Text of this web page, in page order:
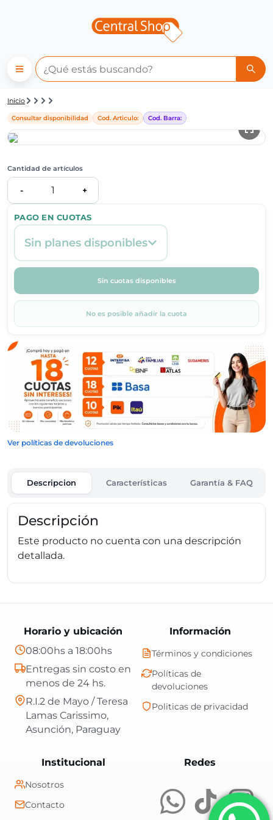
Detalle de producto | Central
Inicio
Consultar disponibilidad Cod. Articulo: Cod. Barra:
PAGO EN CUOTAS
Sin planes disponibles
Sin cuotas disponibles
No es posible añadir la cuota
Cantidad de artículos
- 1 +
Ver políticas de devoluciones
Descripcion Características Garantía & FAQ
Descripción
Este producto no cuenta con una descripción
detallada.
RedesCentral Shop es
Información
Términos y condiciones
Políticas de
devoluciones
Politicas de privacidad
Institucional
Nosotros
Contacto
Horario y ubicación
08:00hs a 18:00hs
Entregas sin costo en
menos de 24 hs.
R.I.2 de Mayo / Teresa
Lamas Carissimo,
Asunción, Paraguay